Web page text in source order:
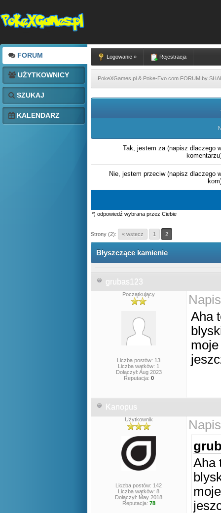
FORUM
UŻYTKOWNICY
SZUKAJ
KALENDARZ
Logowanie » Rejestracja
PokeXGames.pl & Poke-Evo.com FORUM by
Tak, jestem za (napisz dlaczego
Nie, jestem przeciw (napisz dlaczego
*) odpowiedź wybrana przez Ciebie
Strony (2): « wstecz 1 2
Błyszczące kamienie
grubas123
Początkujący
Liczba postów: 13
Liczba wątków: 1
Dołączył: Aug 2023
Reputacja: 0
Aha
Kanopus
Użytkownik
Liczba postów: 142
Liczba wątków: 8
Dołączył: May 2018
Reputacja: 78
Aha